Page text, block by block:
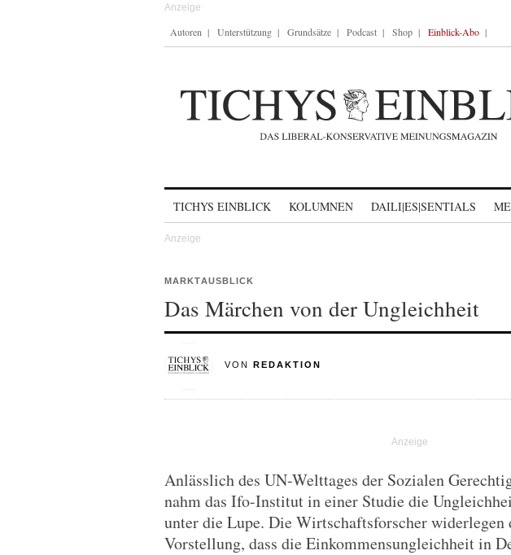
Autoren Unterstützung Grundsätze Podcast Shop Einblick-Abo
TICHYS EINBLICK KOLUMNEN DAILI|ES|SENTIALS
MARKTAUSBLICK
Das Märchen von der Ungleichheit
VON REDAKTION
Anlässlich des UN-Welttages der Sozialen
nahm das Ifo-Institut in einer Studie die
unter die Lupe. Die Wirtschaftsforscher widerlegen
Vorstellung, dass die Einkommensungleichheit in